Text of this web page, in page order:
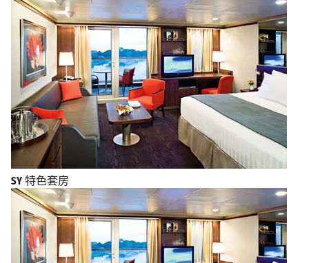
SY 特色套房